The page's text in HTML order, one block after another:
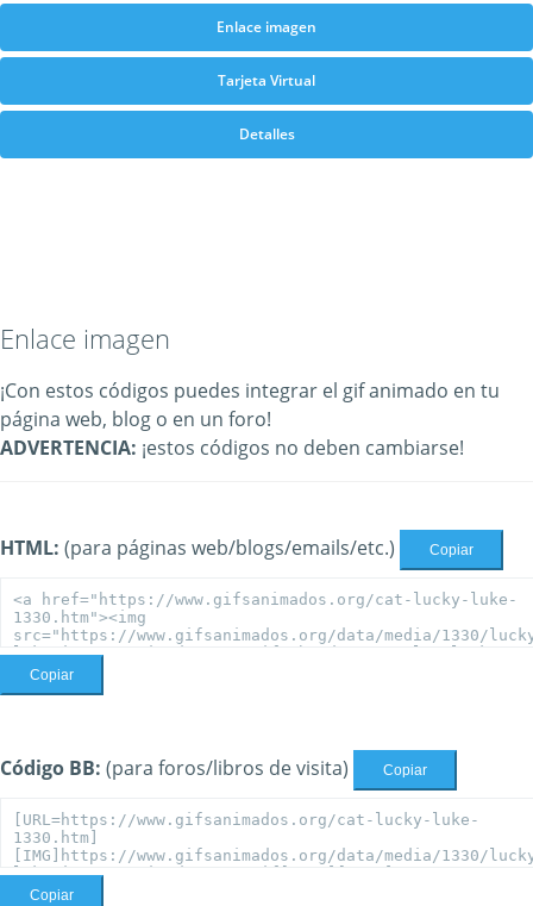
Enlace imagen
Tarjeta Virtual
Detalles
Enlace imagen
¡Con estos códigos puedes integrar el gif animado en tu
página web, blog o en un foro!
ADVERTENCIA: ¡estos códigos no deben cambiarse!
HTML: (para páginas web/blogs/emails/etc.) Copiar
Copiar
Código BB: (para foros/libros de visita) Copiar
Copiar